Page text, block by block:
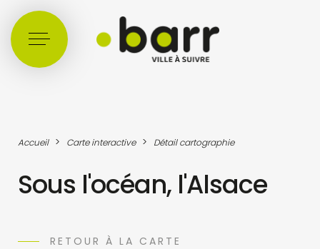
Accueil > Carte interactive > Détail cartographie
Sous l'océan, l'Alsace
RETOUR À LA CARTE